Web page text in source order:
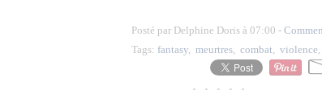
Posté par Delphine Doris à 07:00 -
Tags: fantasy, meurtres, combat, violence,